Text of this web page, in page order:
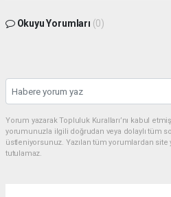
Okuyu Yorumları (0)
Yorum yazarak Topluluk Kuralları’nı kabul
yorumunuzla ilgili doğrudan veya dolaylı tüm
üstleniyorsunuz. Yazılan tüm yorumlardan
tutulamaz.